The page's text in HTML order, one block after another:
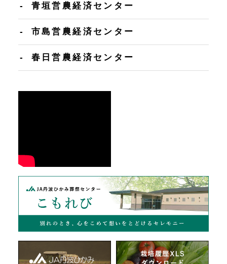
青垣営農経済センター
市島営農経済センター
春日営農経済センター